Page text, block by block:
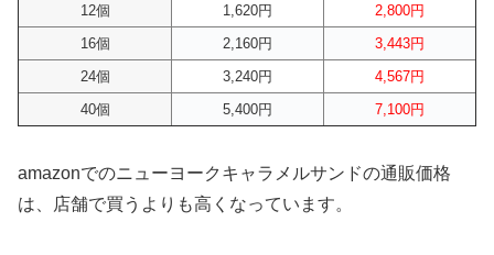
12個
1,620円
2,800円
16個
2,160円
3,443円
24個
3,240円
4,567円
40個
5,400円 7,100円
amazonでのニューヨークキャラメルサンドの通販価格
は、店舗で買うよりも高くなっています。